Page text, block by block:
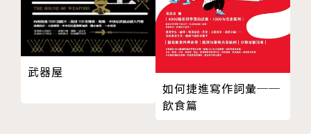
學歷：輔仁大學廣告傳播系畢業
曾任：UPI圭賢補習班、趨勢語言中心、HI-TUTOR韓
文老師；101景觀台及客服部、泰山高中、士林高中、
馬偕護理專校授課
現任：中韓口譯師及韓文配音員
參與編著：童書《猜一猜》《我要當好爸爸》（聯經出
武器屋
如何捷進寫作詞彙──
飲食篇